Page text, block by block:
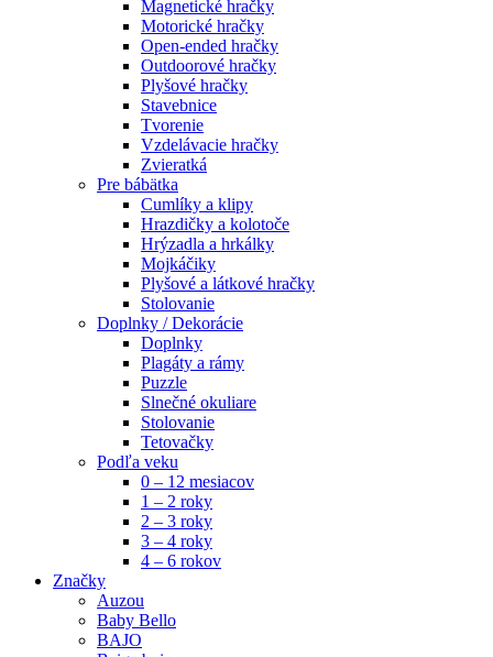
Magnetické hračky
Motorické hračky
Open-ended hračky
Outdoorové hračky
Plyšové hračky
Stavebnice
Tvorenie
Vzdelávacie hračky
Zvieratká
Pre bábätka
Cumlíky a klipy
Hrazdičky a kolotoče
Hrýzadla a hrkálky
Mojkáčiky
Plyšové a látkové hračky
Stolovanie
Doplnky / Dekorácie
Doplnky
Plagáty a rámy
Puzzle
Slnečné okuliare
Stolovanie
Tetovačky
Podľa veku
0 – 12 mesiacov
1 – 2 roky
2 – 3 roky
3 – 4 roky
4 – 6 rokov
Značky
Auzou
Baby Bello
BAJO